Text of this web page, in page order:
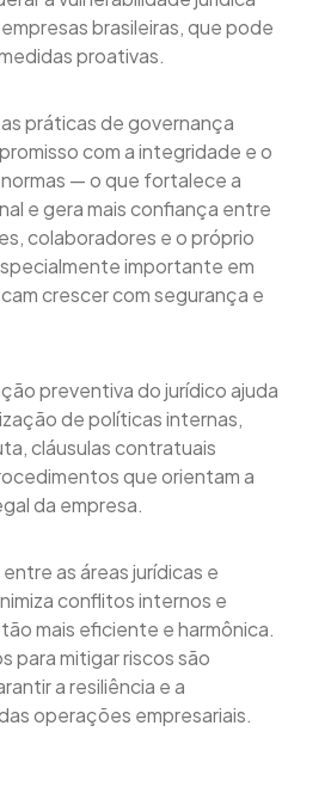
brasileiras, que pode
proativas.
práticas de governança
com a integridade e o
— o que fortalece a
e gera mais confiança entre
colaboradores e o próprio
importante em
crescer com segurança e
preventiva do jurídico ajuda
de políticas internas,
cláusulas contratuais
que orientam a
da empresa.
as áreas jurídicas e
conflitos internos e
mais eficiente e harmônica.
para mitigar riscos são
a resiliência e a
operações empresariais.